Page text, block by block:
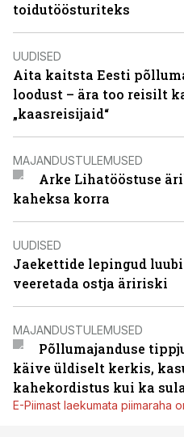
toidutöösturiteks
UUDISED
Aita kaitsta Eesti
loodust – ära too reisilt
„kaasreisijaid“
MAJANDUSTULEMUSED
Arke Lihatööstuse
kaheksa korra
UUDISED
Jaekettide lepingud
veeretada ostja äririski
MAJANDUSTULEMUSED
Põllumajanduse
käive üldiselt kerkis,
kahekordistus kui ka
E-Piimast laekumata piimaraha